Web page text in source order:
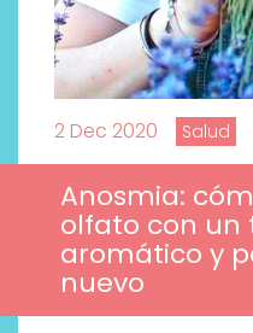
2 Dec 2020 Salud
Anosmia:
olfato con
aromático y
nuevo